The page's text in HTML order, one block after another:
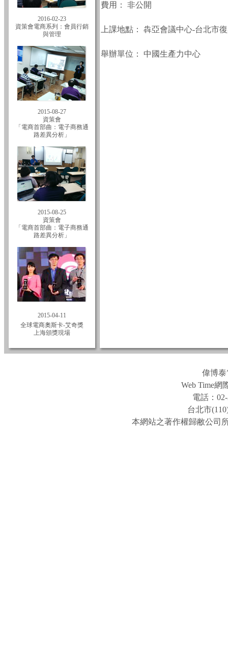
2016-02-23
資策會電商系列：會員行銷
與管理
2015-08-27
資策會
「電商首部曲：電子商務通
路差異分析」
2015-08-25
資策會
「電商首部曲：電子商務通
路差異分析」
2015-04-11
全球電商奧斯卡-艾奇獎
上海頒獎現場
費用： 非公開
上課地點： 犇亞會議中心-台北市
舉辦單位： 中國生產力中心
偉博
Web Time網
電話：
台北市
本網站之著作權歸敝公司